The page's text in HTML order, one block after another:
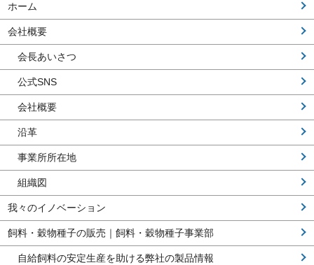
ホーム
会社概要
会長あいさつ
公式SNS
会社概要
沿革
事業所所在地
組織図
我々のイノベーション
飼料・穀物種子の販売｜飼料・穀物種子事業部
自給飼料の安定生産を助ける弊社の製品情報